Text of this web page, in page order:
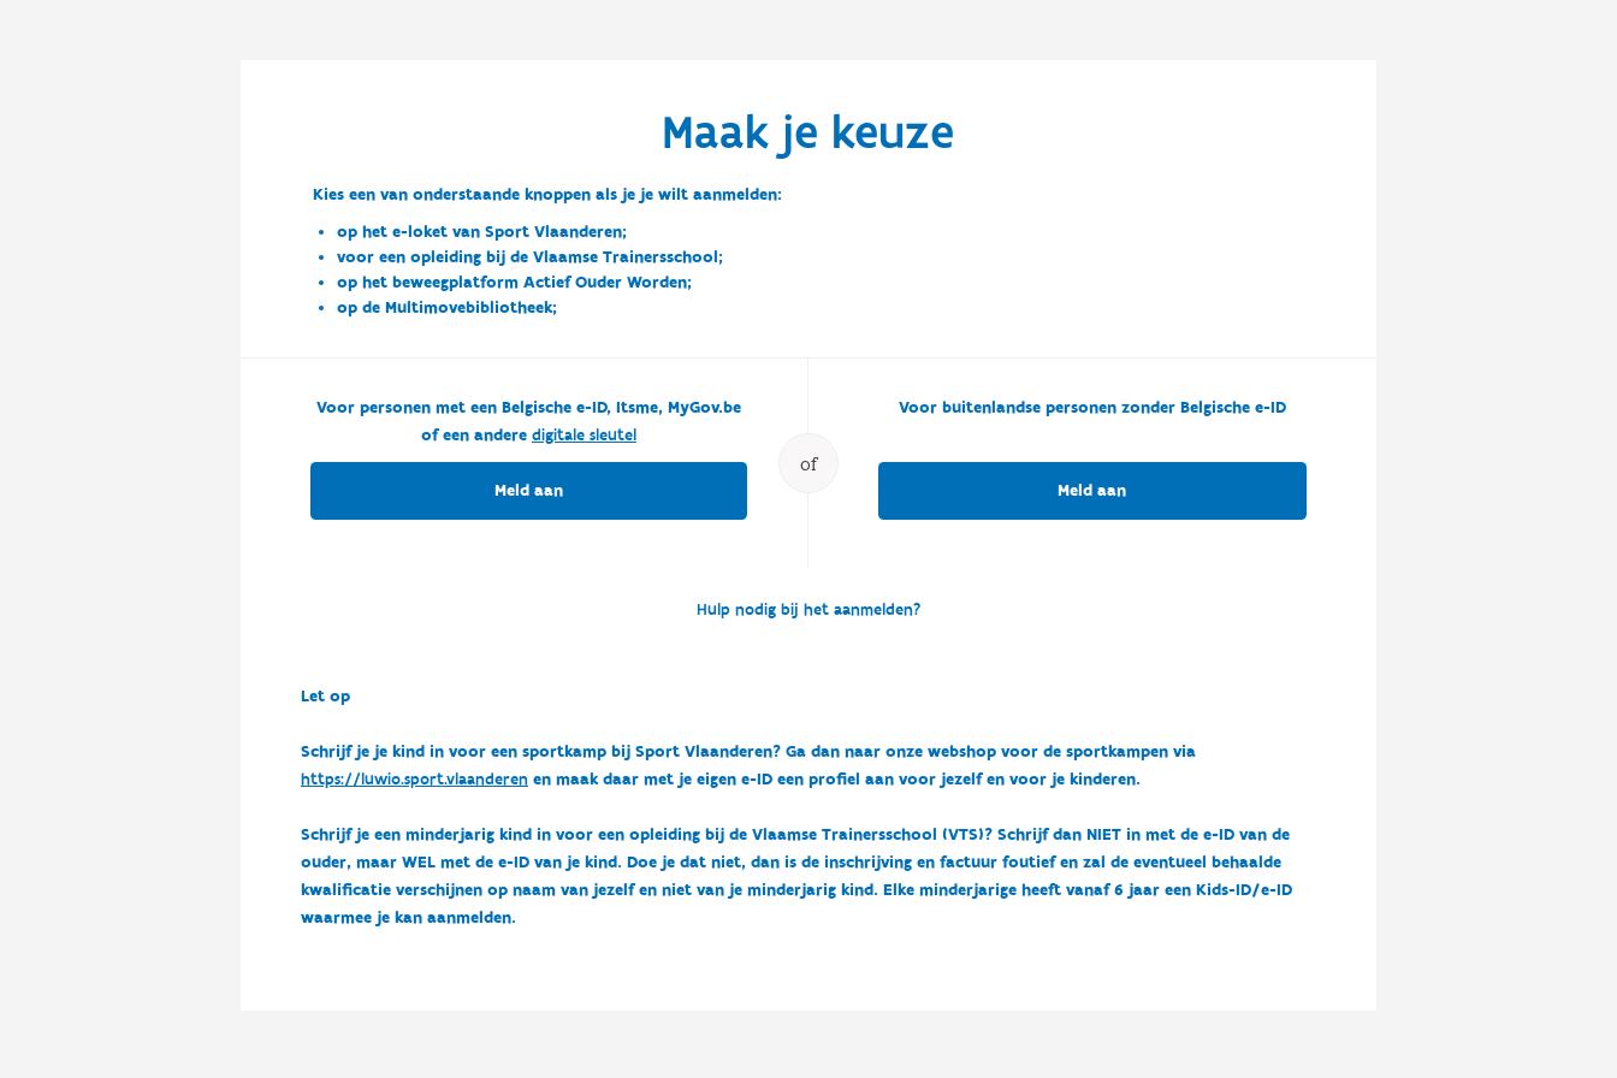
Maak je keuze
Kies een van onderstaande knoppen als je je wilt aanmelden:
op het e-loket van Sport Vlaanderen;
voor een opleiding bij de Vlaamse Trainersschool;
op het beweegplatform Actief Ouder Worden;
op de Multimovebibliotheek;
of
Voor personen met een Belgische e-ID, Itsme, MyGov.be
of een andere digitale sleutel
Meld aan
Voor buitenlandse personen zonder Belgische e-ID
Meld aan
Hulp nodig bij het aanmelden?
Let op
Schrijf je je kind in voor een sportkamp bij Sport Vlaanderen? Ga dan naar onze webshop voor de sportkampen via
https://luwio.sport.vlaanderenen maak daar met je eigen e-ID een profiel aan voor jezelf en voor je kinderen.
Schrijf je een minderjarig kind in voor een opleiding bij de Vlaamse Trainersschool (VTS)? Schrijf dan NIET in met de e-ID van de
ouder, maar WEL met de e-ID van je kind. Doe je dat niet, dan is de inschrijving en factuur foutief en zal de eventueel behaalde
kwalificatie verschijnen op naam van jezelf en niet van je minderjarig kind. Elke minderjarige heeft vanaf 6 jaar een Kids-ID/e-ID
waarmee je kan aanmelden.